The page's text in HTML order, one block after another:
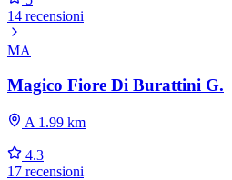
14 recensioni
MA
Magico Fiore Di Burattini G.
A 1.99 km
4.3
17 recensioni